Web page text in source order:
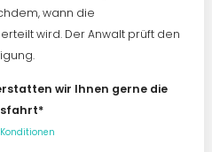
wann die
wird. Der Anwalt prüft den
wir Ihnen gerne die